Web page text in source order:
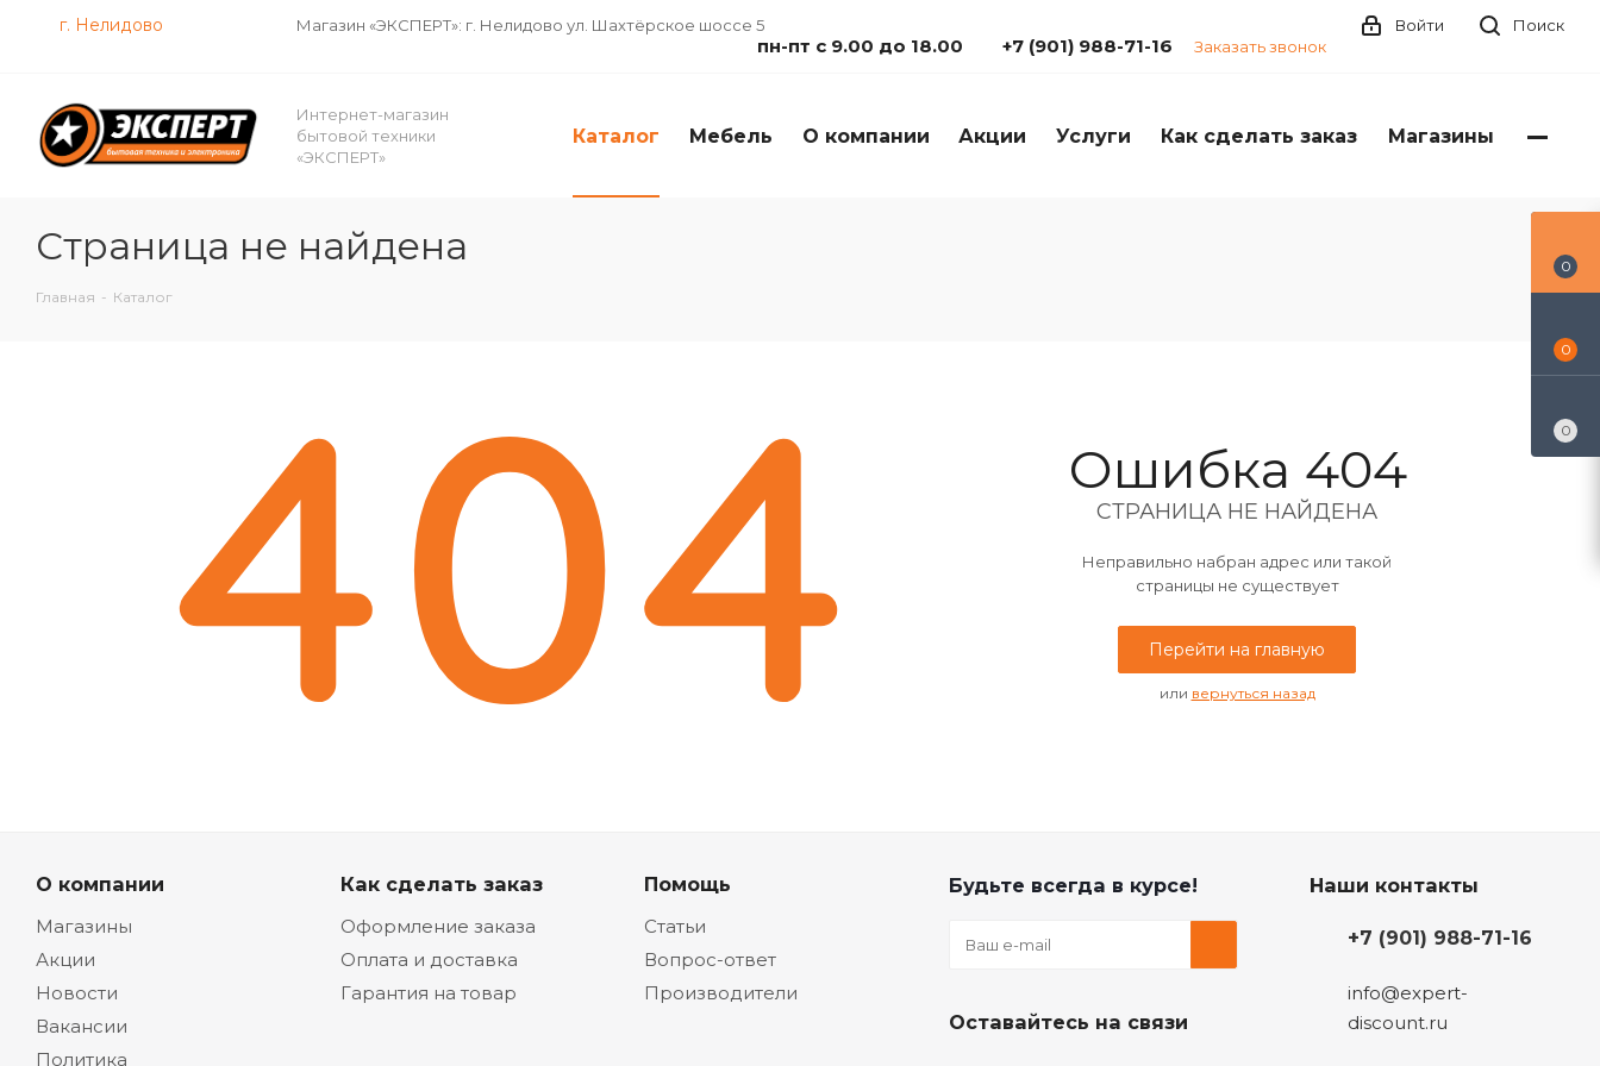
г. Нелидово Магазин «ЭКСПЕРТ»: г. Нелидово ул. Шахтёрское шоссе 5 Поиск
Войти
пн-пт с 9.00 до 18.00 +7 (901) 988-71-16 Заказать звонок
Интернет-магазин
бытовой техники
«ЭКСПЕРТ»
Каталог Мебель О компании Акции Услуги Как сделать заказ Магазины
Страница не найдена
Главная - Каталог
Ошибка 404
СТРАНИЦА НЕ НАЙДЕНА
Неправильно набран адрес или такой
страницы не существует
Перейти на главную
или вернуться назад
О компании
Магазины
Акции
Новости
Вакансии
Политика
Как сделать заказ
Оформление заказа
Оплата и доставка
Гарантия на товар
Помощь
Статьи
Вопрос-ответ
Производители
Будьте всегда в курсе!
Оставайтесь на связи
Наши контакты
+7 (901) 988-71-16
info@expert-
discount.ru
0
0
0